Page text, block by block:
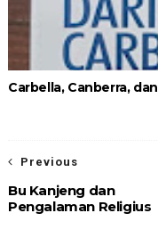
Carbella, Canberra,
Previous
Bu Kanjeng dan
Pengalaman Religius